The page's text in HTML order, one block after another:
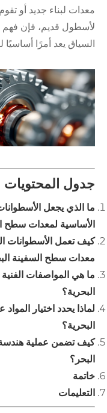
معدات لبناء جديد أو
لأسطول قديم، فإن فهم
السياق يعد أمرًا أساسيًا
جدول المحتويات
ما الذي يجعل
الأساسية لمعدات سطح
كيف تعمل الأسطوانات
معدات سطح السفينة
ما هي المواصفات الفنية
البحرية؟
لماذا يحدد اختيار
البحرية؟
كيف تضمن عملية هندسة
البحر؟
خاتمة
التعليمات